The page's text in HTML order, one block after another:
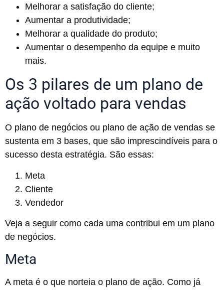
Melhorar a satisfação do cliente;
Aumentar a produtividade;
Melhorar a qualidade do produto;
Aumentar o desempenho da equipe e muito
mais.
Os 3 pilares de um plano de
ação voltado para vendas
O plano de negócios ou plano de ação de vendas se
sustenta em 3 bases, que são imprescindíveis para o
sucesso desta estratégia. São essas:
Meta
Cliente
Vendedor
Veja a seguir como cada uma contribui em um plano
de negócios.
Meta
A meta é o que norteia o plano de ação. Como já